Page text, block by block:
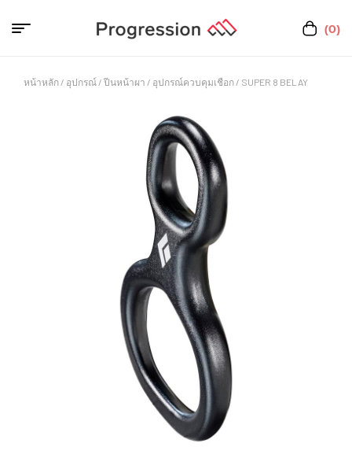
(0)
หน้าหลัก / อุปกรณ์ /ปีนหน้าผา / อุปกรณ์ควบคุมเชือก / SUPER 8 BELAY